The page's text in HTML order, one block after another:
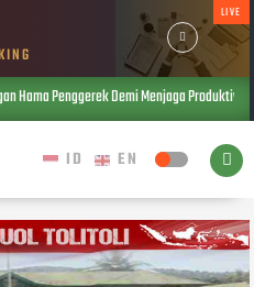
LIVE
Demi Menjaga Produktivitas Padi Petani